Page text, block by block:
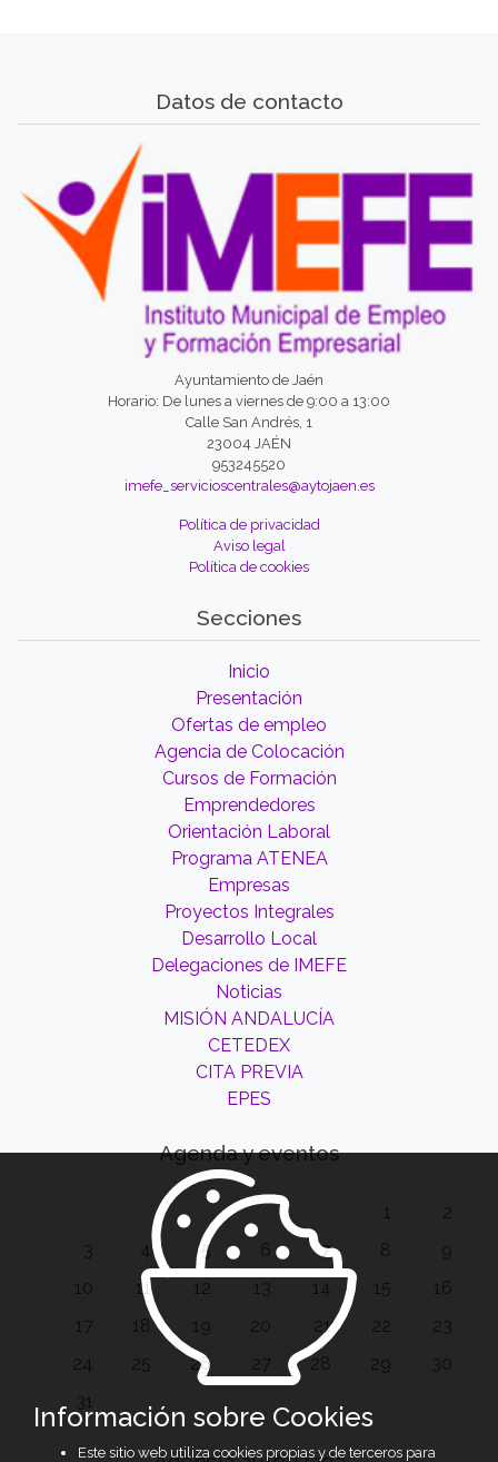
Datos de contacto
Ayuntamiento de Jaén
Horario: De lunes a viernes de 9:00 a 13:00
Calle San Andrés, 1
23004 JAÉN
953245520
imefe_servicioscentrales@aytojaen.es
Política de privacidad
Aviso legal
Política de cookies
Secciones
Inicio
Presentación
Ofertas de empleo
Agencia de Colocación
Cursos de Formación
Emprendedores
Orientación Laboral
Programa ATENEA
Empresas
Proyectos Integrales
Desarrollo Local
Delegaciones de IMEFE
Noticias
MISIÓN ANDALUCÍA
CETEDEX
CITA PREVIA
EPES
Agenda y eventos
1
2
3
4 5 6 7 8
9
10
11 12 13 14 15
16
17
18 19 20 21 22
23
24
25 26 27 28 29
30
31
Información sobre Cookies
Este sitio web utiliza cookies propias y de terceros para